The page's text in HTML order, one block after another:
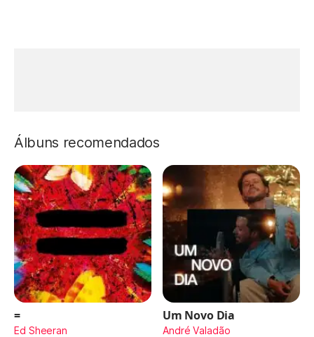
Álbuns recomendados
=
Ed Sheeran
Um Novo Dia
André Valadão